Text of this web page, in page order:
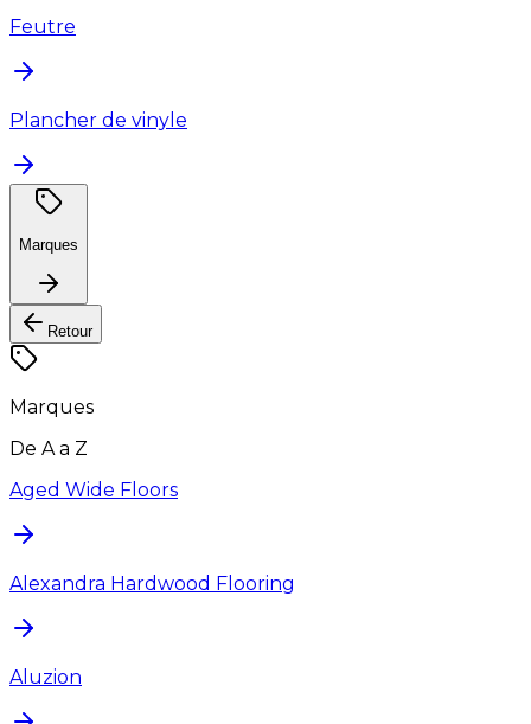
Feutre
Plancher de vinyle
Marques
Retour
Marques
De A a Z
Aged Wide Floors
Alexandra Hardwood Flooring
Aluzion